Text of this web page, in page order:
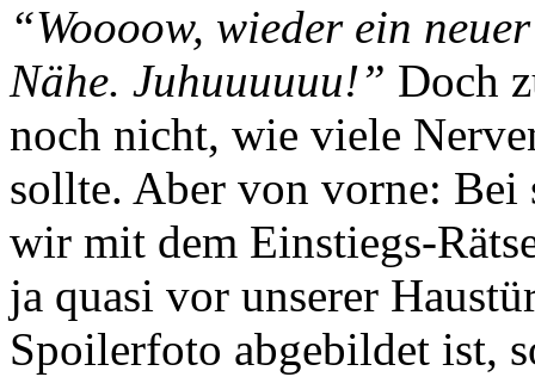
“Woooow, wieder ein
Nähe. Juhuuuuuu!” Doch
noch nicht, wie viele
sollte. Aber von vorne:
wir mit dem Einstiegs-
ja quasi vor unserer
Spoilerfoto abgebildet ist,